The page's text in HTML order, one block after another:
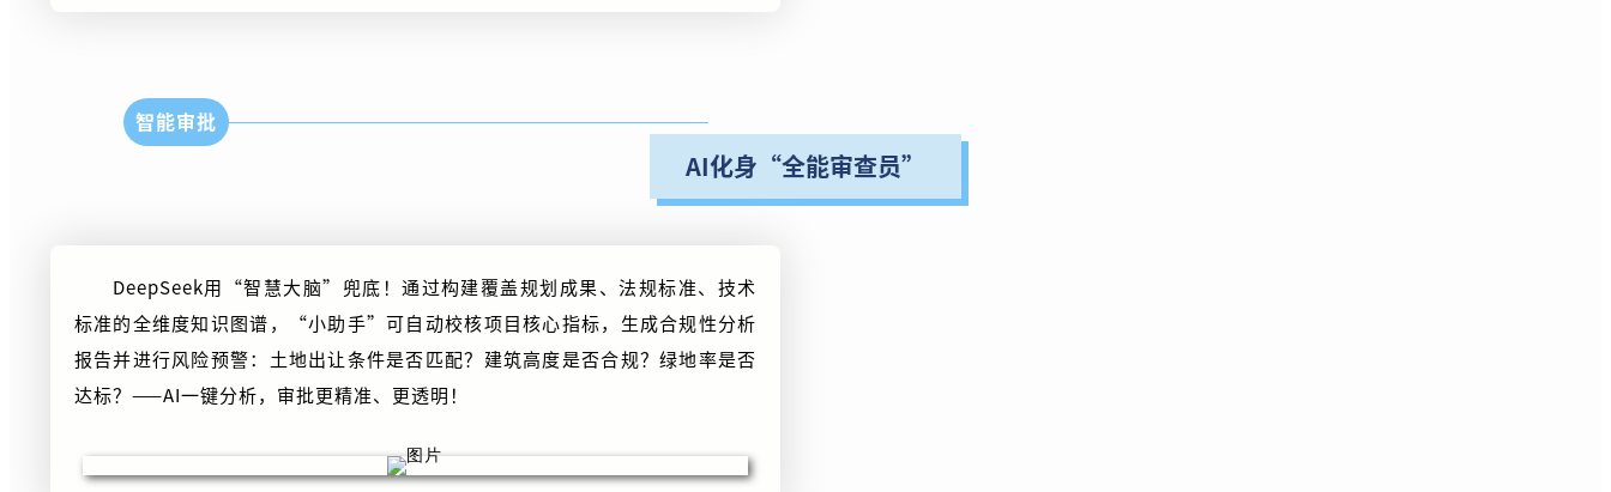
智能审批
AI化身“全能审查员”
DeepSeek用“智慧大脑”兜底！通过构建覆盖规划成果、法规标准、技术
标准的全维度知识图谱，“小助手”可自动校核项目核心指标，生成合规性分析
报告并进行风险预警：土地出让条件是否匹配？建筑高度是否合规？绿地率是否
达标？——AI一键分析，审批更精准、更透明！